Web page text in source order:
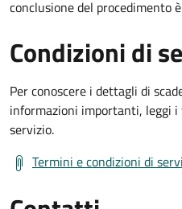
conclusione del procedimento
Condizioni di
Per conoscere i dettagli di
informazioni importanti, leggi
servizio.
Termini e condizioni di